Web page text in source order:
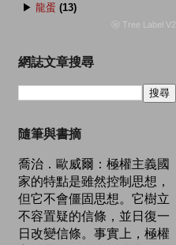
▶ 龍蛋 (13)
ⓦ Tree Label V2
網誌文章搜尋
隨筆與書摘
喬治．歐威爾：極權主義國
家的特點是雖然控制思想，
但它不會僵固思想。它樹立
不容置疑的信條，並日復一
日改變信條。事實上，極權